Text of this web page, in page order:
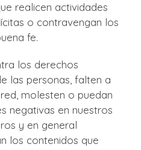
realicen actividades
o contravengan los
fe.
los derechos
las personas, falten a
molesten o puedan
negativas en nuestros
y en general
los contenidos que